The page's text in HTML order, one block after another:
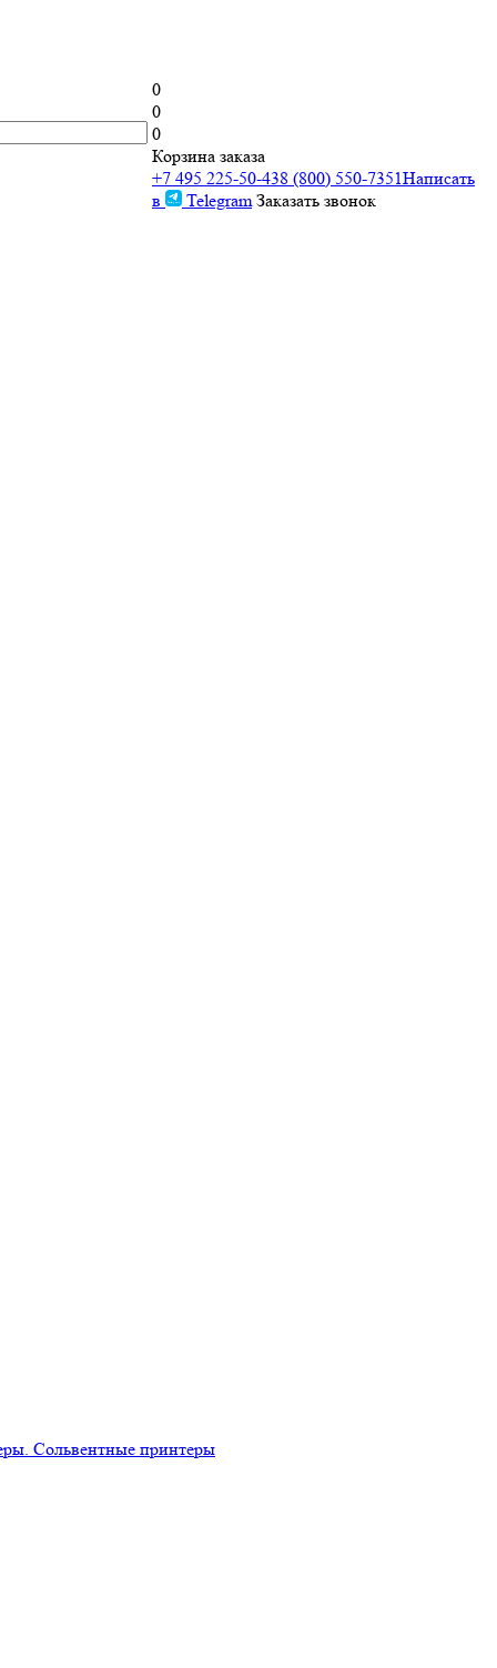
0
0
0
Корзина заказа
+7 495 225-50-438 (800) 550-7351Написать
в
Telegram Заказать звонок
Сольвентные принтеры